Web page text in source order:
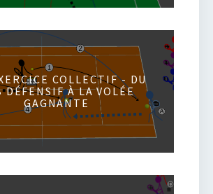
COLLECTIF - DU
DÉFENSIF À LA VOLÉE
GAGNANTE